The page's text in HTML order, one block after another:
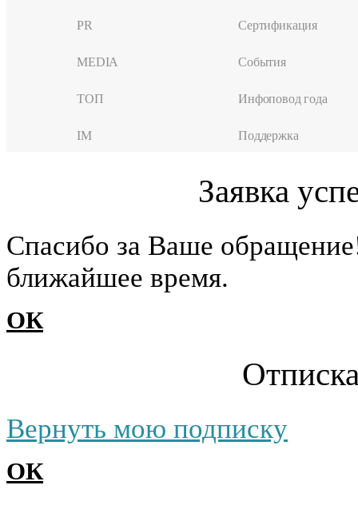
PR
MEDIA
ТОП
IM
Сертификация
События
Инфоповод года
Поддержка
Заявка
Cпасибо за Ваше
ближайшее время.
ОК
Вернуть мою подписку
ОК